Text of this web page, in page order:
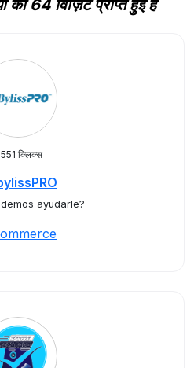
को 64 विज़िट प्राप्त हुई हैं
क्लिक्स
ayudarle?